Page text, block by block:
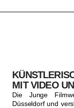
MIT VIDEO
Die Junge
Düsseldorf und